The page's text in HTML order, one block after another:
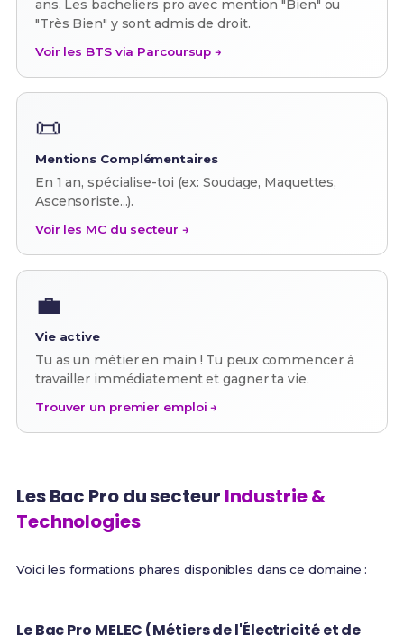
ans. Les bacheliers pro avec mention "Bien" ou
"Très Bien" y sont admis de droit.
Voir les BTS via Parcoursup →
📜
Mentions Complémentaires
En 1 an, spécialise-toi (ex: Soudage, Maquettes,
Ascensoriste...).
Voir les MC du secteur →
💼
Vie active
Tu as un métier en main ! Tu peux commencer à
travailler immédiatement et gagner ta vie.
Trouver un premier emploi →
Les Bac Pro du secteur Industrie &
Technologies
Voici les formations phares disponibles dans ce domaine :
Le Bac Pro MELEC (Métiers de l'Électricité et de